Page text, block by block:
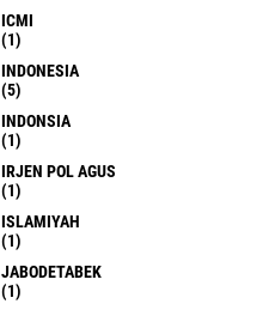
ICMI
(1)
INDONESIA
(5)
INDONSIA
(1)
IRJEN POL AGUS
(1)
ISLAMIYAH
(1)
JABODETABEK
(1)